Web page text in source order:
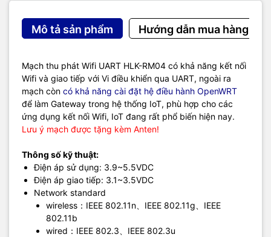
Mô tả sản phẩm Hướng dẫn mua hàng
Mạch thu phát Wifi UART HLK-RM04 có khả năng kết nối
Wifi và giao tiếp với Vi điều khiển qua UART, ngoài ra
mạch còn có khả năng cài đặt hệ điều hành OpenWRT
để làm Gateway trong hệ thống IoT, phù hợp cho các
ứng dụng kết nối Wifi, IoT đang rất phổ biến hiện nay.
Lưu ý mạch được tặng kèm Anten!
Thông số kỹ thuật:
Điện áp sử dụng: 3.9~5.5VDC
Điện áp giao tiếp: 3.1~3.5VDC
Network standard
wireless：IEEE 802.11n、IEEE 802.11g、IEEE
802.11b
wired：IEEE 802.3、IEEE 802.3u